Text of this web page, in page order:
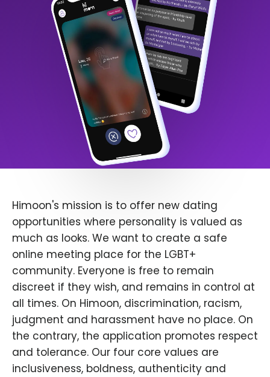
Himoon's mission is to offer new dating
opportunities where personality is valued as
much as looks. We want to create a safe
online meeting place for the LGBT+
community. Everyone is free to remain
discreet if they wish, and remains in control at
all times. On Himoon, discrimination, racism,
judgment and harassment have no place. On
the contrary, the application promotes respect
and tolerance. Our four core values are
inclusiveness, boldness, authenticity and